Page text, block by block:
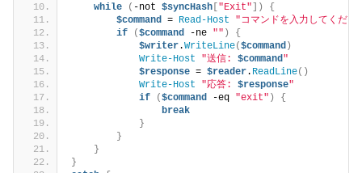
while ( -not $syncHash "Exit" ])
{
$command = Read-Host
"コマンドを入力して
if
($command -ne "" )
{
$writer.WriteLine($command )
Write-Host
"送信: $command"
$response = $reader. ReadLine()
Write-Host
"応答: $response"
if
($command -eq "exit" )
{
break
}
}
}
}